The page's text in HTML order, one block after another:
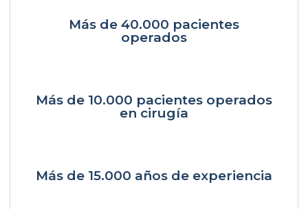
Más de 40.000 pacientes
operados
Más de 10.000 pacientes operados
en cirugía
Más de 15.000 años de experiencia